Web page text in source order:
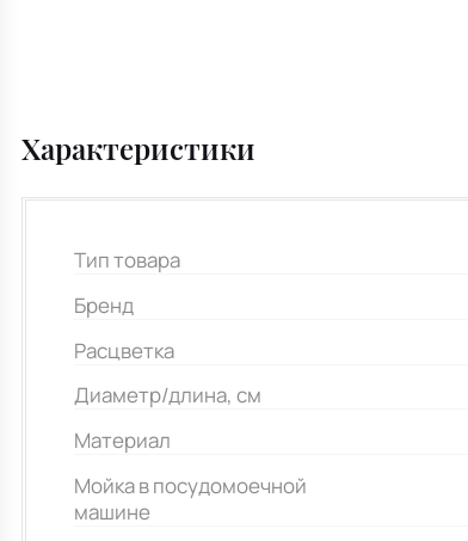
Характеристики
Тип товара
Бренд
Расцветка
Диаметр/длина, см
Материал
Мойка в посудомоечной
машине